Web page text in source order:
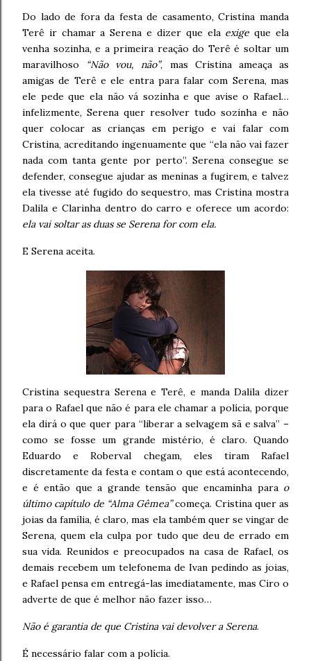
Do lado de fora da festa de casamento, Cristina manda
Terê ir chamar a Serena e dizer que ela exige que ela
venha sozinha, e a primeira reação do Terê é soltar um
maravilhoso
“Não vou, não”, mas Cristina ameaça as
amigas de Terê e ele entra para falar com Serena, mas
ele pede que ela não vá sozinha e que avise o Rafael…
infelizmente, Serena quer resolver tudo sozinha e não
quer colocar as crianças em perigo e vai falar com
Cristina, acreditando ingenuamente que “ela não vai fazer
nada com tanta gente por perto”. Serena consegue se
defender, consegue ajudar as meninas a fugirem, e talvez
ela tivesse até fugido do sequestro, mas Cristina mostra
Dalila e Clarinha dentro do carro e oferece um acordo:
ela vai soltar as duas se Serena for com ela.
E Serena aceita.
Cristina sequestra Serena e Terê, e manda Dalila dizer
para o Rafael que não é para ele chamar a polícia, porque
ela dirá o que quer para “liberar a selvagem sã e salva” –
como se fosse um grande mistério, é claro. Quando
Eduardo e Roberval chegam, eles tiram Rafael
discretamente da festa e contam o que está acontecendo,
e é então que a grande tensão que encaminha para o
último capítulo de “Alma Gêmea”começa. Cristina quer as
joias da família, é claro, mas ela também quer se vingar de
Serena, quem ela culpa por tudo que deu de errado em
sua vida. Reunidos e preocupados na casa de Rafael, os
demais recebem um telefonema de Ivan pedindo as joias,
e Rafael pensa em entregá-las imediatamente, mas Ciro o
adverte de que é melhor não fazer isso…
Não é garantia de que Cristina vai devolver a Serena.
É necessário falar com a polícia.